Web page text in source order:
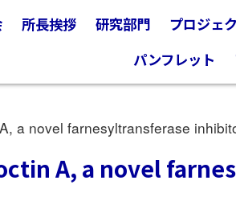
所長挨拶 研究部門 プロジェ
パンフレット
novel farnesyltransferase
A, a novel